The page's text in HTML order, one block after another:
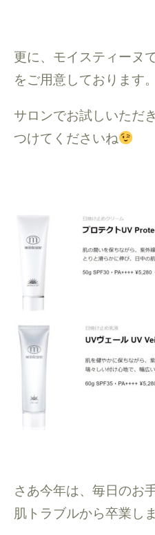
更に、モイスティーヌ
をご用意しております。
サロンでお試しいただ
つけてくださいね
さあ今年は、毎日のお
肌トラブルから卒業し